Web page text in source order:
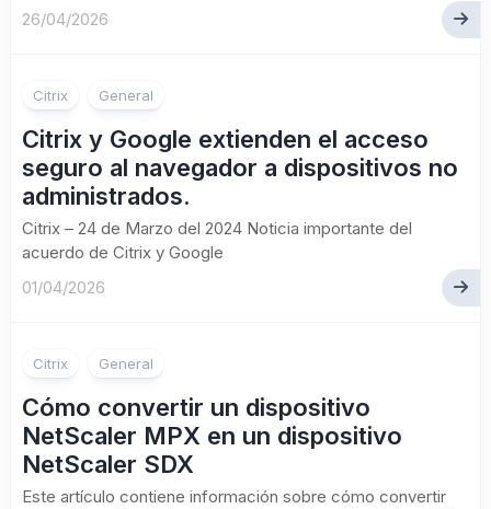
26/04/2026
Citrix General
Citrix y Google extienden el acceso
seguro al navegador a dispositivos no
administrados.
Citrix – 24 de Marzo del 2024 Noticia importante del
acuerdo de Citrix y Google
01/04/2026
Citrix General
Cómo convertir un dispositivo
NetScaler MPX en un dispositivo
NetScaler SDX
Este artículo contiene información sobre cómo convertir